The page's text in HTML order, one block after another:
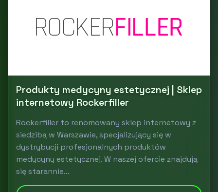
Produkty medycyny estetycznej | Sklep
internetowy Rockerfiller
Rockerfiller to renomowany sklep internetowy z
siedzibą w Warszawie, specjalizujący się w
dystrybucji profesjonalnych produktów
medycyny estetycznej. W naszej ofercie znajdują
się starannie...